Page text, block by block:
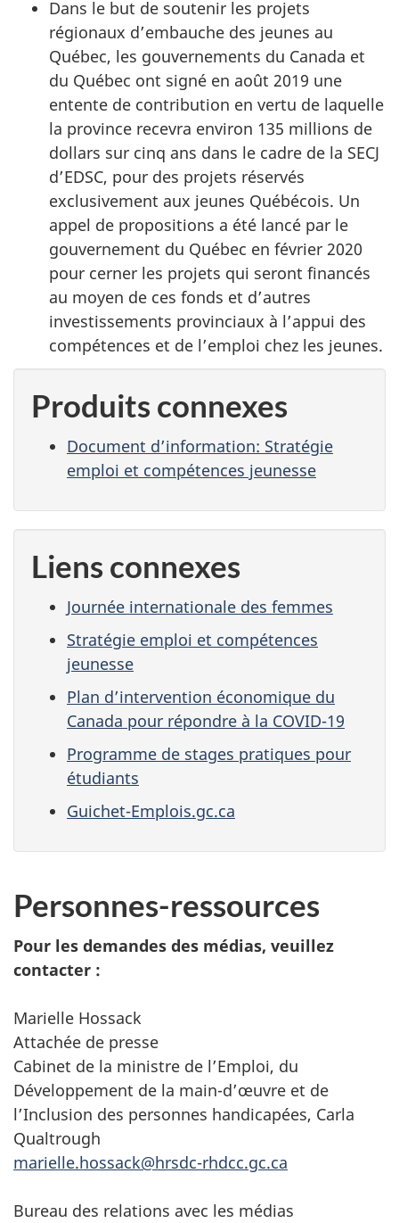
Dans le but de soutenir les projets
régionaux d’embauche des jeunes au
Québec, les gouvernements du Canada et
du Québec ont signé en août 2019 une
entente de contribution en vertu de laquelle
la province recevra environ 135 millions de
dollars sur cinq ans dans le cadre de la SECJ
d’EDSC, pour des projets réservés
exclusivement aux jeunes Québécois. Un
appel de propositions a été lancé par le
gouvernement du Québec en février 2020
pour cerner les projets qui seront financés
au moyen de ces fonds et d’autres
investissements provinciaux à l’appui des
compétences et de l’emploi chez les jeunes.
Produits connexes
Document d’information: Stratégie
emploi et compétences jeunesse
Liens connexes
Journée internationale des femmes
Stratégie emploi et compétences
jeunesse
Plan d’intervention économique du
Canada pour répondre à la COVID-19
Programme de stages pratiques pour
étudiants
Guichet-Emplois.gc.ca
Personnes-ressources
Pour les demandes des médias, veuillez
contacter :
Marielle Hossack
Attachée de presse
Cabinet de la ministre de l’Emploi, du
Développement de la main-d’œuvre et de
l’Inclusion des personnes handicapées, Carla
Qualtrough
marielle.hossack@hrsdc-rhdcc.gc.ca
Bureau des relations avec les médias